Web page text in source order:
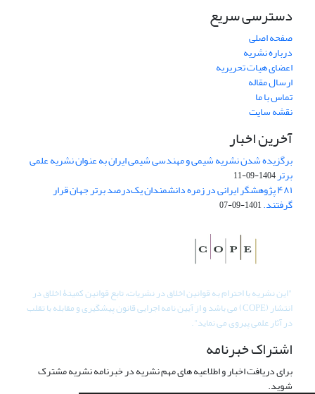
دسترسی سریع
صفحه اصلی
درباره نشریه
اعضای هیات تحریریه
ارسال مقاله
تماس با ما
نقشه سایت
آخرین اخبار
برگزیده شدن نشریه شیمی و مهندسی شیمی ایران به عنوان نشریه علمی
برتر1404-09-11
۴۸۱ پژوهشگر ایرانی در زمره دانشمندان یک‌درصد برتر جهان قرار
گرفتند.1401-09-07
"این نشریه با احترام به قوانین اخلاق در نشریات، تابع قوانین کمیتۀ اخلاق در
انتشار (COPE) می باشد و از آیین نامه اجرایی قانون پیشگیری و مقابله با تقلب
در آثار علمی پیروی می نماید".
اشتراک خبرنامه
برای دریافت اخبار و اطلاعیه های مهم نشریه در خبرنامه نشریه مشترک
شوید.